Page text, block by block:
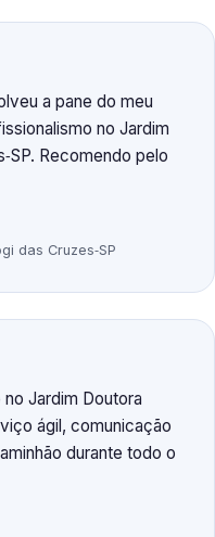
a pane do meu
no Jardim
Recomendo pelo
das Cruzes‑SP
Jardim Doutora
ágil, comunicação
durante todo o